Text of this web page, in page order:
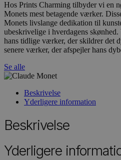
Hos Prints Charming tilbyder vi en
Monets mest betagende værker.
Monets livslange dedikation til
ubeskrivelige i hverdagens
hans tidlige værker, der skildrer det
senere værker, der afspejler hans
Se alle
Beskrivelse
Yderligere information
Beskrivelse
Yderligere